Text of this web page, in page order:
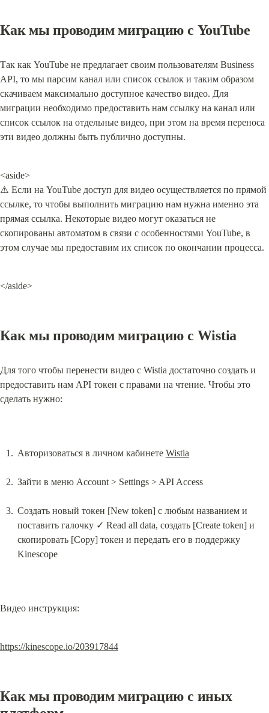
Как мы проводим миграцию с YouTube
Так как YouTube не предлагает своим пользователям Business
API, то мы парсим канал или список ссылок и таким образом
скачиваем максимально доступное качество видео. Для
миграции необходимо предоставить нам ссылку на канал или
список ссылок на отдельные видео, при этом на время переноса
эти видео должны быть публично доступны.
<aside>
⚠️ Если на YouTube доступ для видео осуществляется по прямой
ссылке, то чтобы выполнить миграцию нам нужна именно эта
прямая ссылка. Некоторые видео могут оказаться не
скопированы автоматом в связи с особенностями YouTube, в
этом случае мы предоставим их список по окончании процесса.
</aside>
Как мы проводим миграцию с Wistia
Для того чтобы перенести видео с Wistia достаточно создать и
предоставить нам API токен с правами на чтение. Чтобы это
сделать нужно:
Авторизоваться в личном кабинете Wistia
Зайти в меню Account > Settings > API Access
Создать новый токен [New token] c любым названием и
поставить галочку ✓ Read all data, создать [Create token] и
скопировать [Copy] токен и передать его в поддержку
Kinescope
Видео инструкция:
https://kinescope.io/203917844
Как мы проводим миграцию с иных